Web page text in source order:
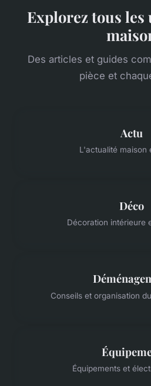
Explorez tous les
Des articles et guides
pièce et
Actu
L'actualité maison
Déco
Décoration intérieure
Conseils et organisation
Équipements et